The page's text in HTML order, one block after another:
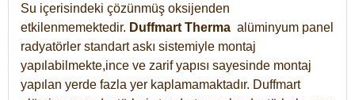
Su içerisindeki çözünmüş oksijenden
etkilenmemektedir. Duffmart Therma alüminyum panel
radyatörler standart askı sistemiyle montaj
yapılabilmekte,ince ve zarif yapısı sayesinde montaj
yapılan yerde fazla yer kaplamamaktadır. Duffmart